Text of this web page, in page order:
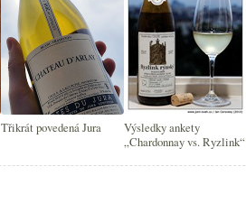
Třikrát povedená Jura
Výsledky ankety
„Chardonnay vs. Ryzlink“